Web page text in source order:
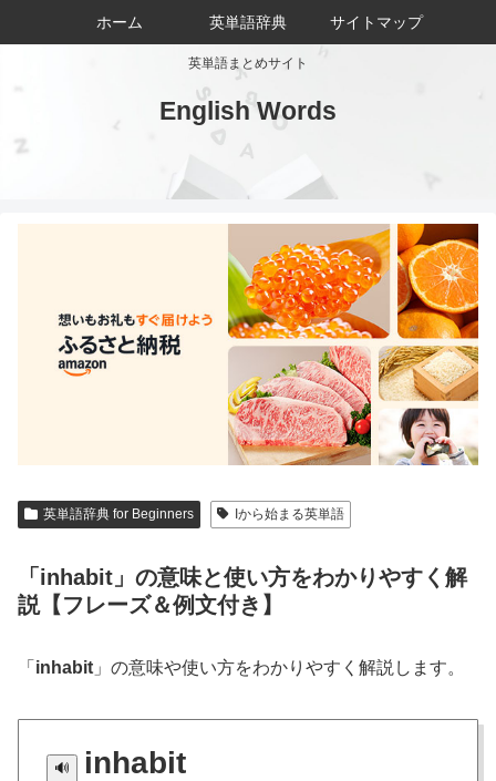
英単語まとめサイト
English Words
ホーム 英単語辞典 サイトマップ
英単語辞典 for Beginners Iから始まる英単語
「inhabit」の意味と使い方をわかりやすく解
説【フレーズ＆例文付き】
「 inhabit 」の意味や使い方をわかりやすく解説します。
inhabit